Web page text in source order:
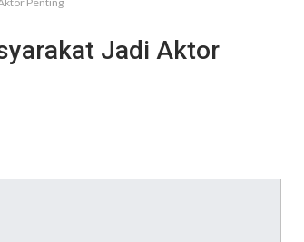
COVID-19
Jadi Aktor